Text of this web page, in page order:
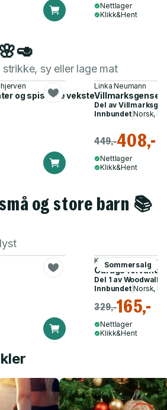
Nettlager
Klikk&Hent
strikke, sy eller lage mat
og spiselige vekster til uterommet
Linka Neumann
Del av
Innbundet|Norsk,
449,-408,-
Nettlager
Klikk&Hent
og store barn 📚
Sommersalg
Katja Brandis,
Carags
Del 1 av
Innbundet|Norsk,
329,-165,-
Nettlager
Klikk&Hent